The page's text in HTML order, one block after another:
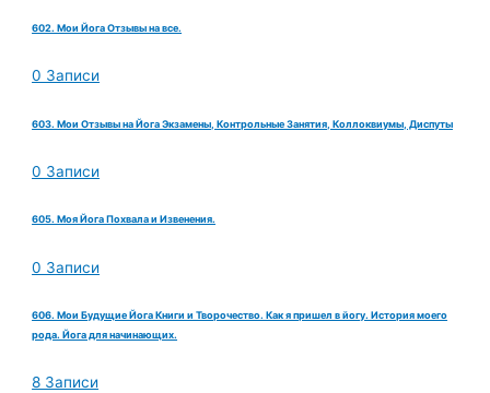
602. Мои Йога Отзывы на все.
0 Записи
603. Мои Отзывы на Йога Экзамены, Контрольные Занятия, Коллоквиумы, Диспуты
0 Записи
605. Моя Йога Похвала и Извенения.
0 Записи
606. Мои Будущие Йога Книги и Творочество. Как я пришел в йогу. История моего
рода. Йога для начинающих.
8 Записи